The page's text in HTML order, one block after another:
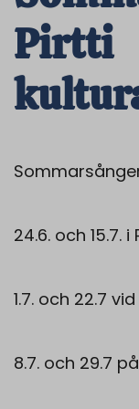
Pirtti
24.6. och 15.7.
1.7. och 22.7
8.7. och 29.7